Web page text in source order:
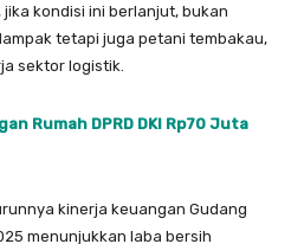
kondisi ini berlanjut, bukan
tetapi juga petani tembakau,
sektor logistik.
Rumah DPRD DKI Rp70 Juta
kinerja keuangan Gudang
menunjukkan laba bersih